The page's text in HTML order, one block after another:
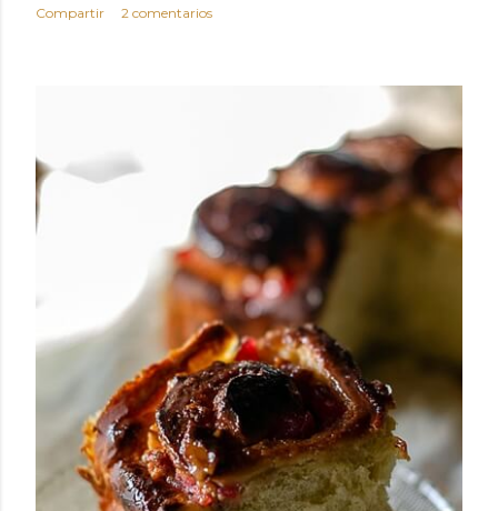
Compartir 2 comentarios